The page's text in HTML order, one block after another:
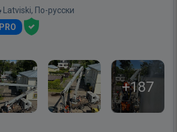
Latviski, По-русски
PRO
+187